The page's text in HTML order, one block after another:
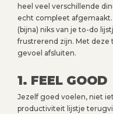
heel veel verschillende
echt compleet afgemaakt.
(bijna) niks van je to-do
frustrerend zijn. Met deze
gevoel afsluiten.
1. FEEL GOOD
Jezelf goed voelen, niet
productiviteit lijstje